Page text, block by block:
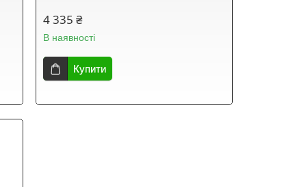
4 335 ₴
В наявності
Купити